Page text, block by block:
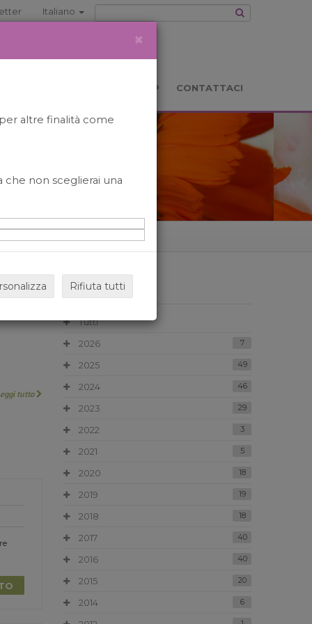
Italiano
BOOKSHOP CONTATTACI
tutto
ARCHIVIO
Tutti
2026
7
2025 49
2024 46
2023 29
2022 3
2021 5
2020 18
2019 19
2018 18
2017 40
2016 40
2015 20
2014 6
×
altre finalità come
che non sceglierai una
Rifiuta tutti